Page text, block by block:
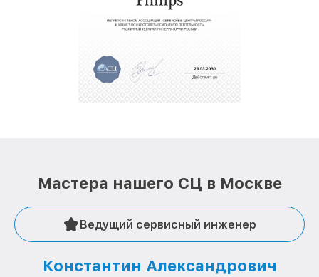
полной сохранности и бесплатно.
За годы своей деятельности мы получали только
репутацию. Мы постоянно совершенствуемся и
стараемся каждый день делать наш сервис еще
Мастера нашего СЦ в Москве
Ведущий сервисный инженер
Константин Александрович